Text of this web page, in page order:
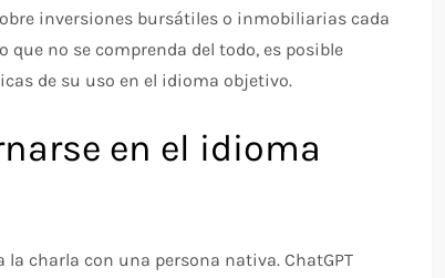
inversiones bursátiles o inmobiliarias cada
que no se comprenda del todo, es posible
de su uso en el idioma objetivo.
en el idioma
charla con una persona nativa. ChatGPT